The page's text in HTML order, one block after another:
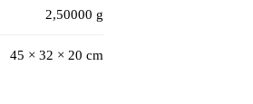
2,50000 g
45 × 32 × 20 cm